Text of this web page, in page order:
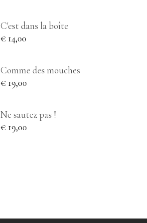
C'est dans la boîte
€ 14,00
Comme des mouches
€ 19,00
Ne sautez pas !
€ 19,00